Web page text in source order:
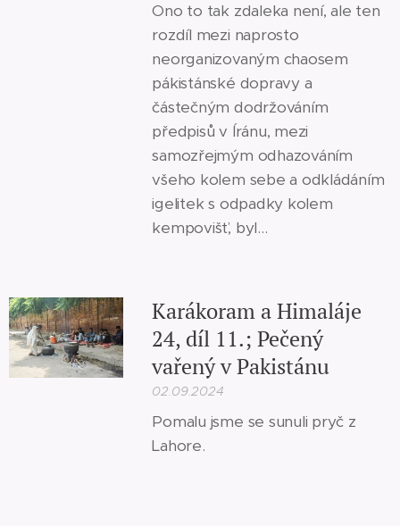
Ono to tak zdaleka není, ale ten
rozdíl mezi naprosto
neorganizovaným chaosem
pákistánské dopravy a
částečným dodržováním
předpisů v Íránu, mezi
samozřejmým odhazováním
všeho kolem sebe a odkládáním
igelitek s odpadky kolem
kempovišť, byl...
Karákoram a Himaláje
24, díl 11.; Pečený
vařený v Pakistánu
02.09.2024
Pomalu jsme se sunuli pryč z
Lahore.